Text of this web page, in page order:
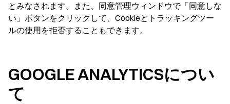
とみなされます。また、同意管理ウィンドウで「同意しな
い」ボタンをクリックして、Cookieとトラッキングツー
ルの使用を拒否することもできます。
GOOGLE ANALYTICSについ
て